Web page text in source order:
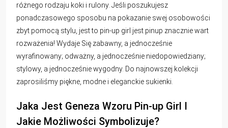
różnego rodzaju koki i rulony. Jeśli poszukujesz
ponadczasowego sposobu na pokazanie swej osobowości
zbyt pomocą stylu, jest to pin-up girl jest pinup znacznie wart
rozważenia! Wydaje Się zabawny, a jednocześnie
wyrafinowany; odważny, a jednocześnie niedopowiedziany;
stylowy, a jednocześnie wygodny. Do najnowszej kolekcji
zaprosiliśmy piękne, modne i eleganckie sukienki.
Jaka Jest Geneza Wzoru Pin-up Girl I
Jakie Możliwości Symbolizuje?